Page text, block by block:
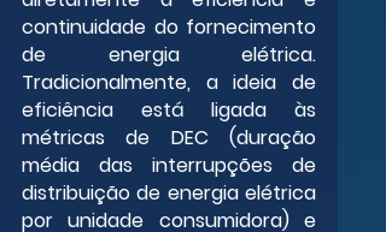
continuidade do fornecimento
de energia elétrica.
Tradicionalmente, a ideia de
eficiência está ligada às
métricas de DEC (duração
média das interrupções de
distribuição de energia elétrica
por unidade consumidora) e